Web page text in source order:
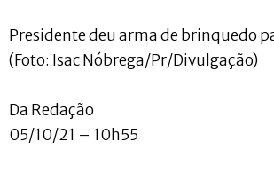
Presidente deu arma de brinquedo
(Foto: Isac Nóbrega/Pr/Divulgação)
Da Redação
05/10/21 – 10h55